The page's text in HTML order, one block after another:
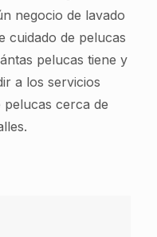
negocio de lavado
cuidado de pelucas
pelucas tiene y
a los servicios
pelucas cerca de